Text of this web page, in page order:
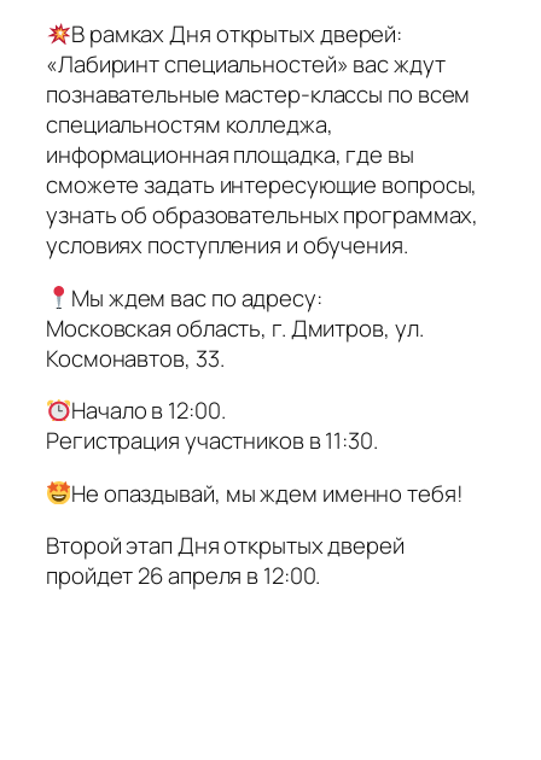
В рамках Дня открытых дверей:
«Лабиринт специальностей» вас ждут
познавательные мастер-классы по всем
специальностям колледжа,
информационная площадка, где вы
сможете задать интересующие вопросы,
узнать об образовательных программах,
условиях поступления и обучения.
Мы ждем вас по адресу:
Московская область, г. Дмитров, ул.
Космонавтов, 33.
Начало в 12:00.
Регистрация участников в 11:30.
Не опаздывай, мы ждем именно тебя!
Второй этап Дня открытых дверей
пройдет 26 апреля в 12:00.